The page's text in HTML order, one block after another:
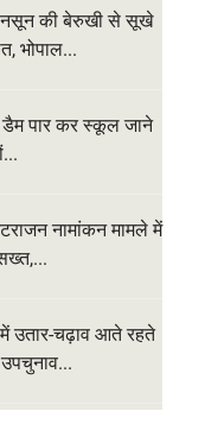
ठगी का
मामले में भाजपा
की बेरुखी से सूखे
भोपाल...
डैम पार कर स्कूल जाने
नामांकन मामले में
में उतार-चढ़ाव आते रहते